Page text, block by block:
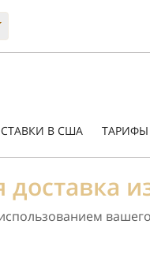
В США ТАРИФЫ